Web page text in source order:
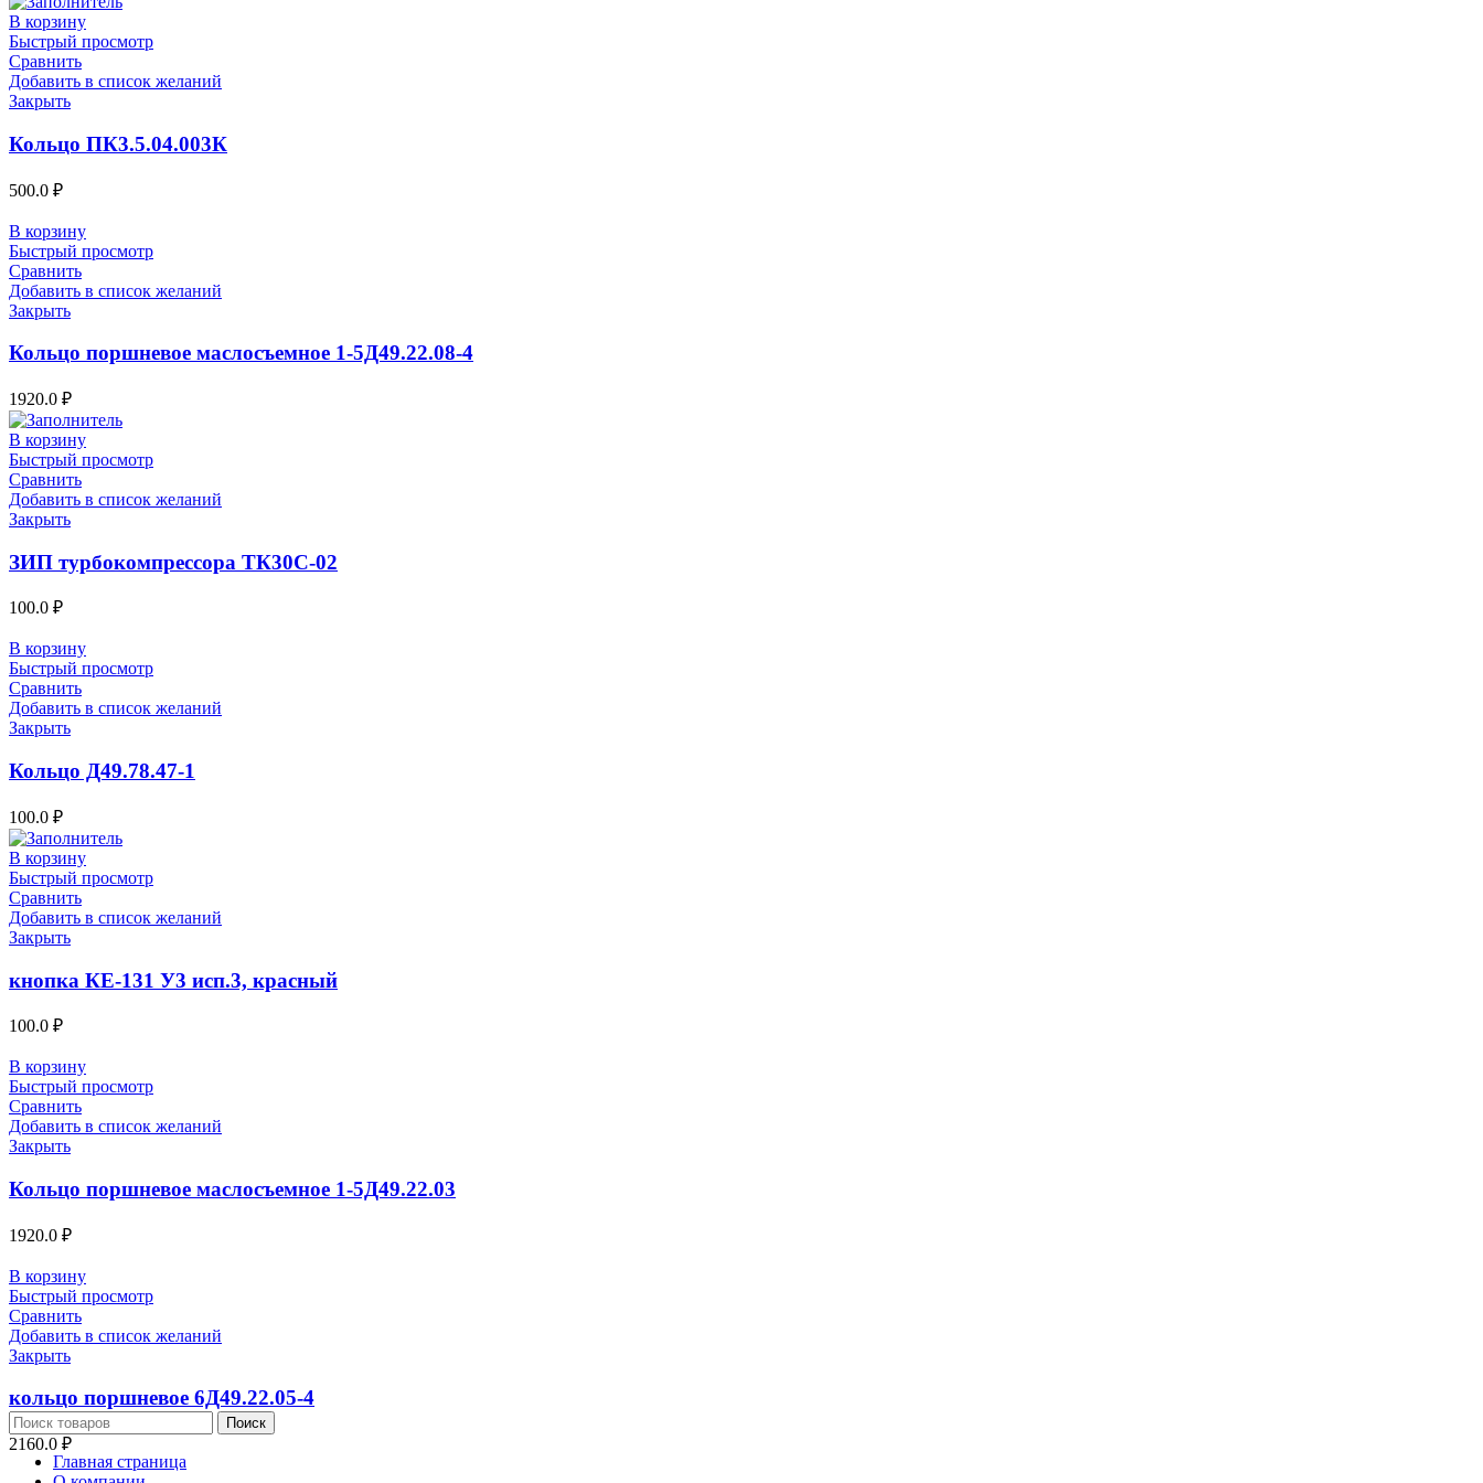
В корзину
Быстрый просмотр
Сравнить
Добавить в список желаний
Закрыть
Кольцо ПК3.5.04.003К
500.0 ₽
В корзину
Быстрый просмотр
Сравнить
Добавить в список желаний
Закрыть
Кольцо поршневое маслосъемное 1-5Д49.22.08-4
1920.0 ₽
В корзину
Быстрый просмотр
Сравнить
Добавить в список желаний
Закрыть
ЗИП турбокомпрессора ТК30С-02
100.0 ₽
В корзину
Быстрый просмотр
Сравнить
Добавить в список желаний
Закрыть
Кольцо Д49.78.47-1
100.0 ₽
В корзину
Быстрый просмотр
Сравнить
Добавить в список желаний
Закрыть
кнопка КЕ-131 У3 исп.3, красный
100.0 ₽
В корзину
Быстрый просмотр
Сравнить
Добавить в список желаний
Закрыть
Кольцо поршневое маслосъемное 1-5Д49.22.03
1920.0 ₽
В корзину
Быстрый просмотр
Сравнить
Добавить в список желаний
Закрыть
кольцо поршневое 6Д49.22.05-4
2160.0 ₽
Поиск
Главная страница